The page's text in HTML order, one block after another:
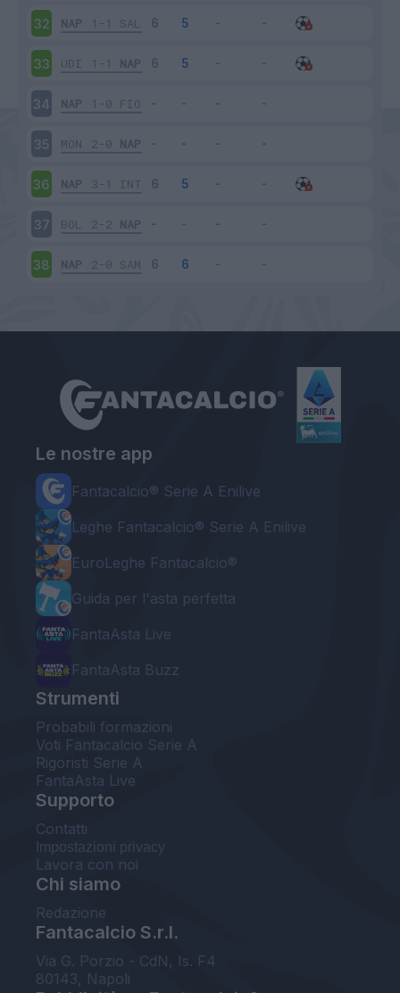
32 NAP 1-1 SAL
33 UDI 1-1 NAP
34 NAP 1-0 FIO
35 MON 2-0 NAP
36 NAP 3-1 INT
37 BOL 2-2 NAP
38 NAP 2-0 SAM
Le nostre app
Fantacalcio® Serie A Enilive
Leghe Fantacalcio® Serie A Enilive
EuroLeghe Fantacalcio®
Guida per l'asta perfetta
FantaAsta Live
FantaAsta Buzz
Strumenti
Probabili formazioni
Voti Fantacalcio Serie A
Rigoristi Serie A
FantaAsta Live
Supporto
Contatti
Impostazioni privacy
Lavora con noi
Chi siamo
Redazione
Fantacalcio S.r.l.
Via G. Porzio - CdN, Is. F4
80143, Napoli